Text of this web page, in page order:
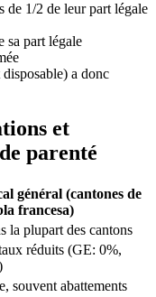
de 1/2 de leur part légale
sa part légale
a donc
et
parenté
général (cantones de
francesa)
la plupart des cantons
réduits (GE: 0%,
souvent abattements